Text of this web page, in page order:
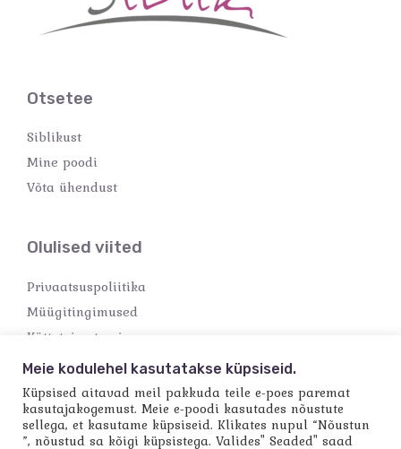
Otsetee
Siblikust
Mine poodi
Võta ühendust
Olulised viited
Privaatsuspoliitika
Müügitingimused
Kättetoimetamine
Makseviisid
Meie kodulehel kasutatakse küpsiseid.
Küpsised aitavad meil pakkuda teile e-poes paremat
kasutajakogemust. Meie e-poodi kasutades nõustute
sellega, et kasutame küpsiseid. Klikates nupul “Nõustun
”, nõustud sa kõigi küpsistega. Valides" Seaded" saad